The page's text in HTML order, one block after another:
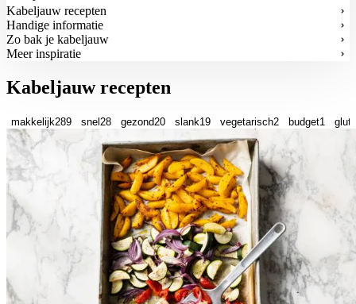
Kabeljauw recepten
Handige informatie
Zo bak je kabeljauw
Meer inspiratie
Kabeljauw recepten
makkelijk289 snel 28 gezond20 slank19 vegetarisch2 budget1